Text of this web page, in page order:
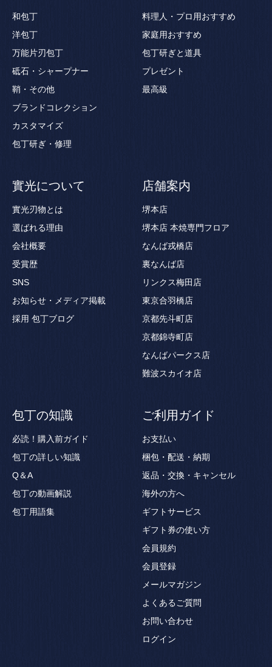
和包丁
洋包丁
万能片刃包丁
砥石・シャープナー
鞘・その他
ブランドコレクション
カスタマイズ
包丁研ぎ・修理
料理人・プロ用おすすめ
家庭用おすすめ
包丁研ぎと道具
プレゼント
最高級
實光について
實光刃物とは
選ばれる理由
会社概要
受賞歴
SNS
お知らせ・メディア掲載
採用 包丁ブログ
店舗案内
堺本店
堺本店 本焼専門フロア
なんば戎橋店
裏なんば店
リンクス梅田店
東京合羽橋店
京都先斗町店
京都錦寺町店
なんばパークス店
難波スカイオ店
包丁の知識
必読！購入前ガイド
包丁の詳しい知識
Q＆A
包丁の動画解説
包丁用語集
ご利用ガイド
お支払い
梱包・配送・納期
返品・交換・キャンセル
海外の方へ
ギフトサービス
ギフト券の使い方
会員規約
会員登録
メールマガジン
よくあるご質問
お問い合わせ
ログイン